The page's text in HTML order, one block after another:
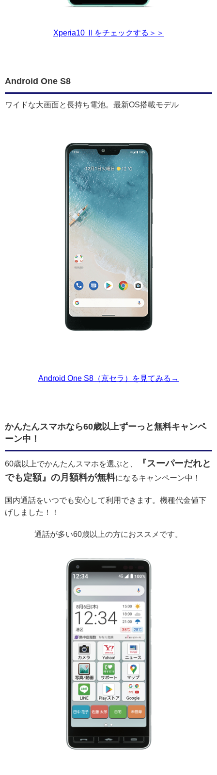
Xperia10 Ⅱをチェックする＞＞
Android One S8
ワイドな大画面と長持ち電池。最新OS搭載モデル
Android One S8（京セラ）を見てみる→
かんたんスマホなら60歳以上ずーっと無料キャンペ
ーン中！
60歳以上でかんたんスマホを選ぶと、
『スーパーだれと
でも定額』の月額料が無料になるキャンペーン中！
国内通話をいつでも安心して利用できます。機種代金値下
げしました！！
通話が多い60歳以上の方におススメです。